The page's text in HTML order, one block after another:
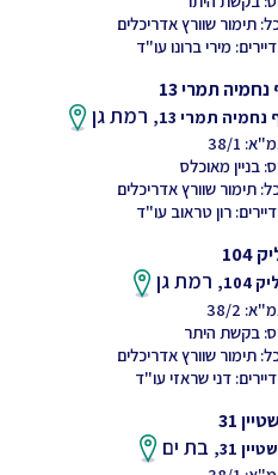
תימור שוורץ אדריכלים
מירי ברונו עו"ד
תמרי 13
נחמיה תמרי 13, רמת גן
38/1
בניין מאוכלס
תימור שוורץ אדריכלים
רון טראוב עו"ד
104, רמת גן
38/2
בקשת היתר
תימור שוורץ אדריכלים
דני שראזי עו"ד
31
31, בת ים